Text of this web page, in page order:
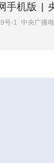
手机版 |
号-1 中央广播